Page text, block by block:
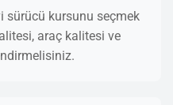
sürücü kursunu seçmek
araç kalitesi ve